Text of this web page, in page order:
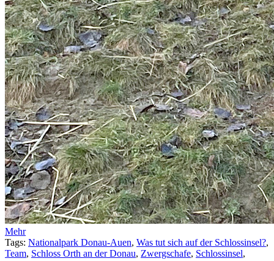
Mehr
Tags: Nationalpark Donau-Auen, Was tut sich auf der Schlossinsel?,
Team, Schloss Orth an der Donau, Zwergschafe, Schlossinsel,